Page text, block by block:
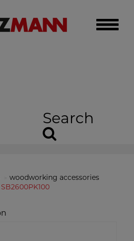
Toggle
Search
woodworking accessories
SB2600PK100